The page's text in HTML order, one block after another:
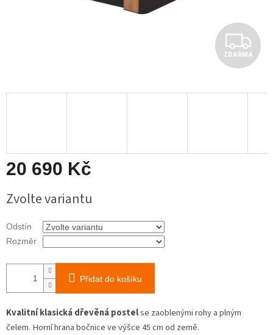
Z
D
A
ZDARMA
20 690 Kč
cena:
Zvolte variantu
Odstín
Rozměr
Přidat do košíku
Kvalitní klasická dřevěná postelse zaoblenými rohy a plným
čelem. Horní hrana bočnice ve výšce 45 cm od země.